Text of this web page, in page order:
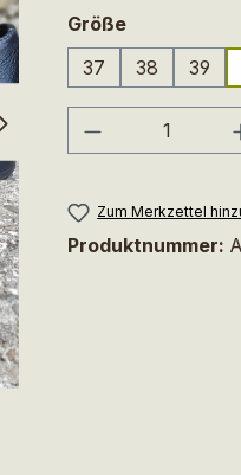
Größeauswählen
37
38 39
Produkt
Zum Merkzettel
Produktnummer: